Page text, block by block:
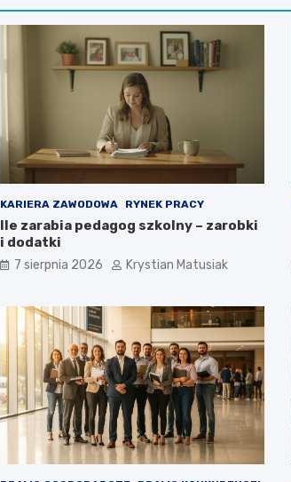
KARIERA ZAWODOWA RYNEK PRACY
Ile zarabia pedagog szkolny – zarobki
i dodatki
7 sierpnia 2026 Krystian Matusiak